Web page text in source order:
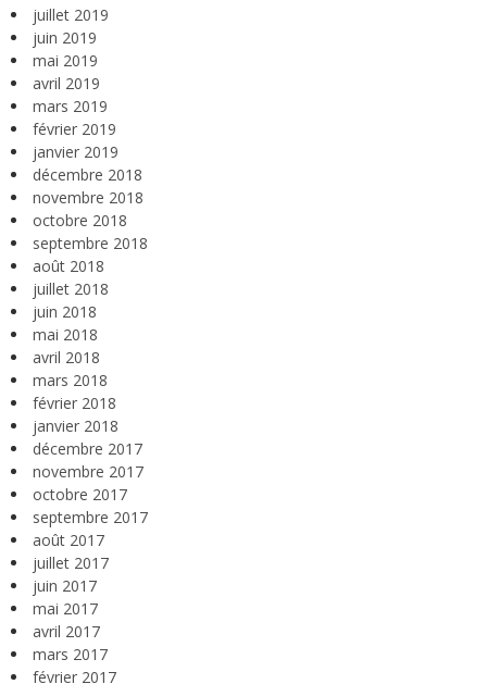
juillet 2019
juin 2019
mai 2019
avril 2019
mars 2019
février 2019
janvier 2019
décembre 2018
novembre 2018
octobre 2018
septembre 2018
août 2018
juillet 2018
juin 2018
mai 2018
avril 2018
mars 2018
février 2018
janvier 2018
décembre 2017
novembre 2017
octobre 2017
septembre 2017
août 2017
juillet 2017
juin 2017
mai 2017
avril 2017
mars 2017
février 2017